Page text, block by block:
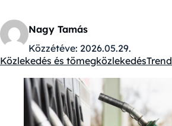
Nagy Tamás
Közzétéve: 2026.05.29.
Kategóriák:
Közlekedés és tömegközlekedésTrend